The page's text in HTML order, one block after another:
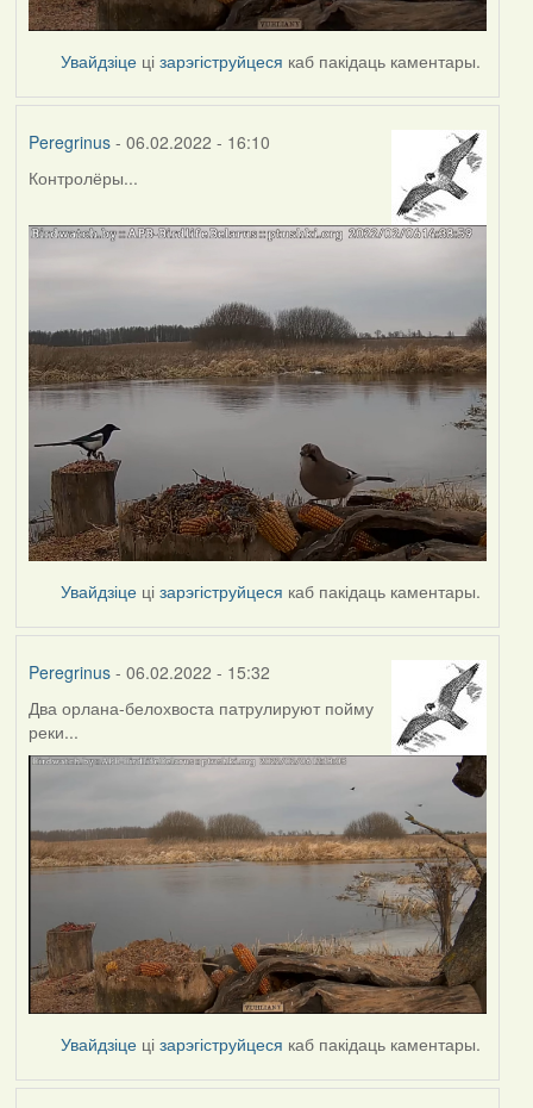
Увайдзіце цізарэгіструйцеся каб пакідаць каментары.
Peregrinus- 06.02.2022 - 16:10
Контролёры...
Увайдзіце цізарэгіструйцеся каб пакідаць каментары.
Peregrinus- 06.02.2022 - 15:32
Два орлана-белохвоста патрулируют пойму
реки...
Увайдзіце цізарэгіструйцеся каб пакідаць каментары.